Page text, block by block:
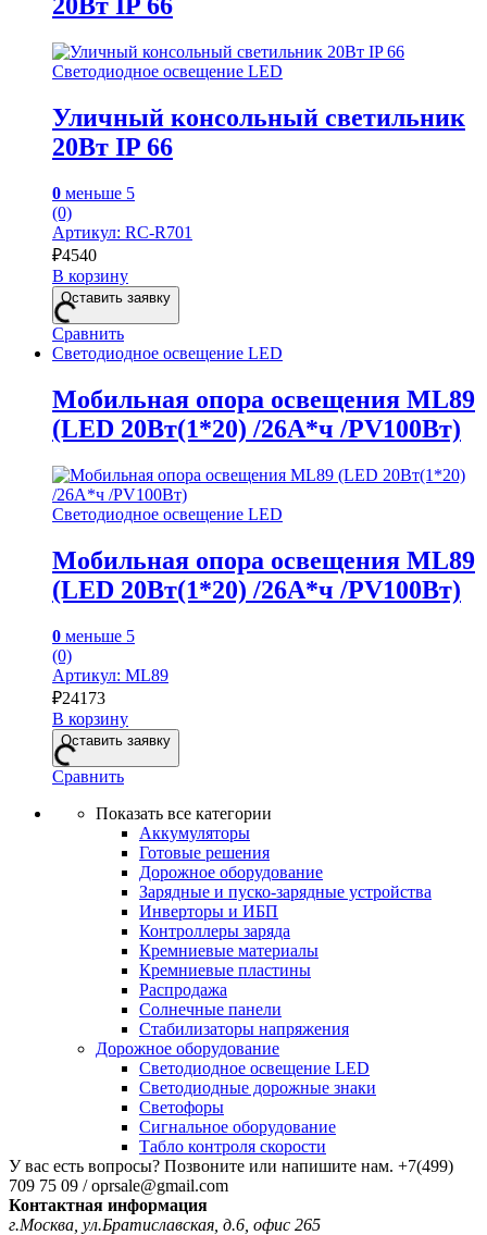
20Вт IP 66
Светодиодное освещение LED
Уличный консольный светильник
20Вт IP 66
0 меньше 5
(0)
Артикул: RC-R701
₽4540
В корзину
Оставить заявку
Сравнить
Светодиодное освещение LED
Мобильная опора освещения ML89
(LED 20Вт(1*20) /26А*ч /PV100Вт)
Светодиодное освещение LED
Мобильная опора освещения ML89
(LED 20Вт(1*20) /26А*ч /PV100Вт)
0 меньше 5
(0)
Артикул: ML89
₽24173
В корзину
Оставить заявку
Сравнить
Показать все категории
Аккумуляторы
Готовые решения
Дорожное оборудование
Зарядные и пуско-зарядные устройства
Инверторы и ИБП
Контроллеры заряда
Кремниевые материалы
Кремниевые пластины
Распродажа
Солнечные панели
Стабилизаторы напряжения
Дорожное оборудование
Светодиодное освещение LED
Светодиодные дорожные знаки
Светофоры
Сигнальное оборудование
Табло контроля скорости
У вас есть вопросы? Позвоните или напишите нам. +7(499)
709 75 09 / oprsale@gmail.com
Контактная информация
г.Москва, ул.Братиславская, д.6, офис 265